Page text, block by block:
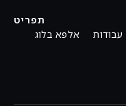
בלוג